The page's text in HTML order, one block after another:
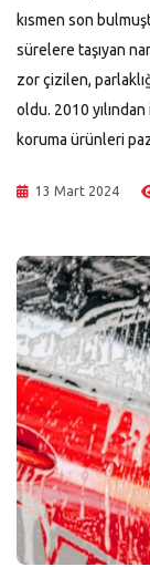
kısmen son
sürelere taşıyan
zor çizilen,
oldu. 2010
koruma ürünleri
13 Mart 2024